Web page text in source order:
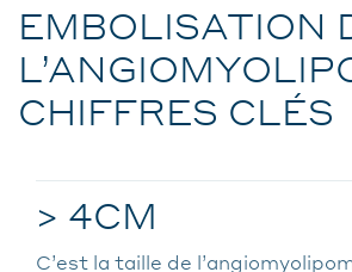
EMBOLISATION
CHIFFRES CLÉS
> 4CM
C’est la taille de